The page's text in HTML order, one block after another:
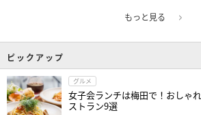
もっと見る
ピックアップ
グルメ
女子会ランチは梅田で！おしゃ
ストラン9選